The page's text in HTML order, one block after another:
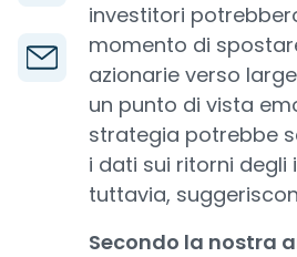
investitori
momento di
azionarie verso
un punto di vista
strategia potrebbe
i dati sui ritorni degli
tuttavia,
Secondo la nostra